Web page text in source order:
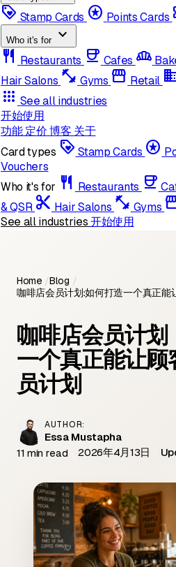
loyalty Stamp Cards stars Points Cards
Who it's for expand_more
restaurant Restaurants coffee Cafes bakery_dining
Hair Salons fitness_center Gyms storefront Retail
apps See all industries
开始使用
功能 定价博客 关于
Card types loyalty Stamp Cards stars
Vouchers
Who it's for restaurant Restaurants coffee
& QSR content_cut Hair Salons fitness_center Gyms
See all industries 开始使用
Home /Blog /
咖啡店会员计划：如何打造一个真正
咖啡店会员计
一个真正能让
员计划
AUTHOR:
Essa Mustapha
11 min read
2026年4月13日